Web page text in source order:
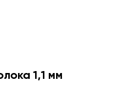
1,1 мм